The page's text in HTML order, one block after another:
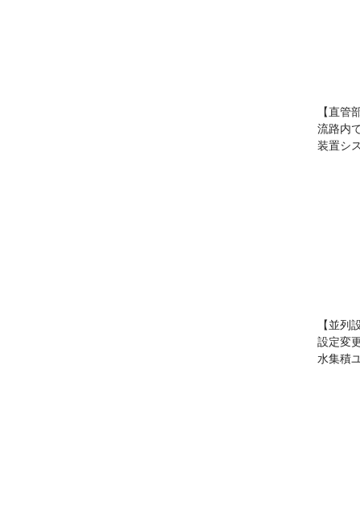
【直管
流路内
装置シ
【並列
設定変
水集積